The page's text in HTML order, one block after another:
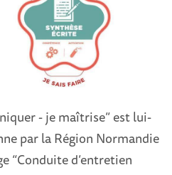
- je maîtrise” est lui-
par la Région Normandie
“Conduite d’entretien